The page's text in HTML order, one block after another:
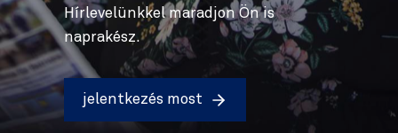
Hírlevelünkkel maradjon Ön is
naprakész.
jelentkezés most